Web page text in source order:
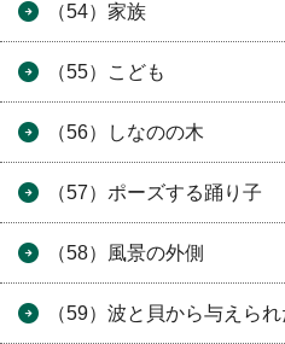
（54）家族
（55）こども
（56）しなのの木
（57）ポーズする踊り子
（58）風景の外側
（59）波と貝から与えら